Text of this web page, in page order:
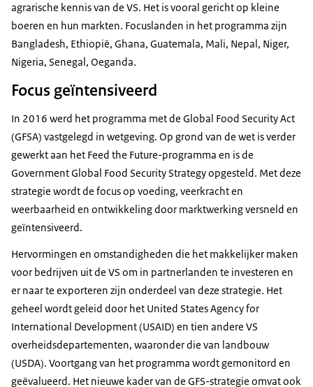
agrarische kennis van de VS. Het is vooral gericht op kleine
boeren en hun markten. Focuslanden in het programma zijn
Bangladesh, Ethiopië, Ghana, Guatemala, Mali, Nepal, Niger,
Nigeria, Senegal, Oeganda.
Focus geïntensiveerd
In 2016 werd het programma met de Global Food Security Act
(GFSA) vastgelegd in wetgeving. Op grond van de wet is verder
gewerkt aan het Feed the Future-programma en is de
Government Global Food Security Strategy opgesteld. Met deze
strategie wordt de focus op voeding, veerkracht en
weerbaarheid en ontwikkeling door marktwerking versneld en
geïntensiveerd.
Hervormingen en omstandigheden die het makkelijker maken
voor bedrijven uit de VS om in partnerlanden te investeren en
er naar te exporteren zijn onderdeel van deze strategie. Het
geheel wordt geleid door het United States Agency for
International Development (USAID) en tien andere VS
overheidsdepartementen, waaronder die van landbouw
(USDA). Voortgang van het programma wordt gemonitord en
geëvalueerd. Het nieuwe kader van de GFS-strategie omvat ook